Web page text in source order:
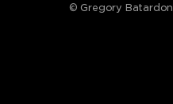
© Gregory Batardon